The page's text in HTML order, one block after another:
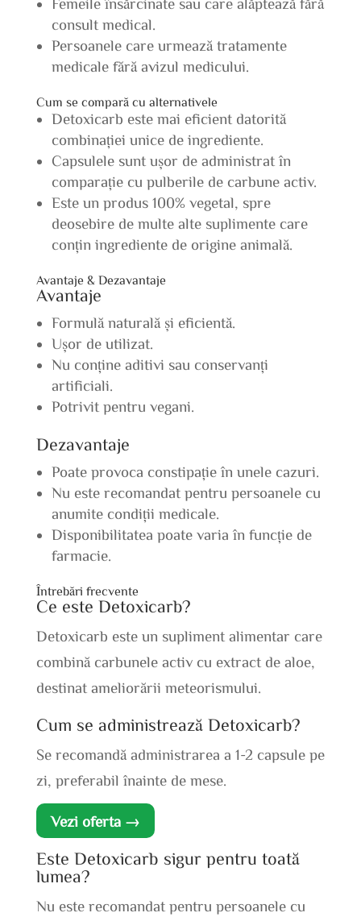
consult medical.
Persoanele care urmează tratamente
medicale fără avizul medicului.
Cum se compară cu alternativele
Detoxicarb este mai eficient datorită
combinației unice de ingrediente.
Capsulele sunt ușor de administrat în
comparație cu pulberile de carbune activ.
Este un produs 100% vegetal, spre
deosebire de multe alte suplimente care
conțin ingrediente de origine animală.
Avantaje & Dezavantaje
Avantaje
Formulă naturală și eficientă.
Ușor de utilizat.
Nu conține aditivi sau conservanți
artificiali.
Potrivit pentru vegani.
Dezavantaje
Poate provoca constipație în unele cazuri.
Nu este recomandat pentru persoanele cu
anumite condiții medicale.
Disponibilitatea poate varia în funcție de
farmacie.
Întrebări frecvente
Ce este Detoxicarb?
Detoxicarb este un supliment alimentar care
combină carbunele activ cu extract de aloe,
destinat ameliorării meteorismului.
Cum se administrează Detoxicarb?
Se recomandă administrarea a 1-2 capsule pe
zi, preferabil înainte de mese.
Vezi oferta →
Este Detoxicarb sigur pentru toată
lumea?
Nu este recomandat pentru persoanele cu